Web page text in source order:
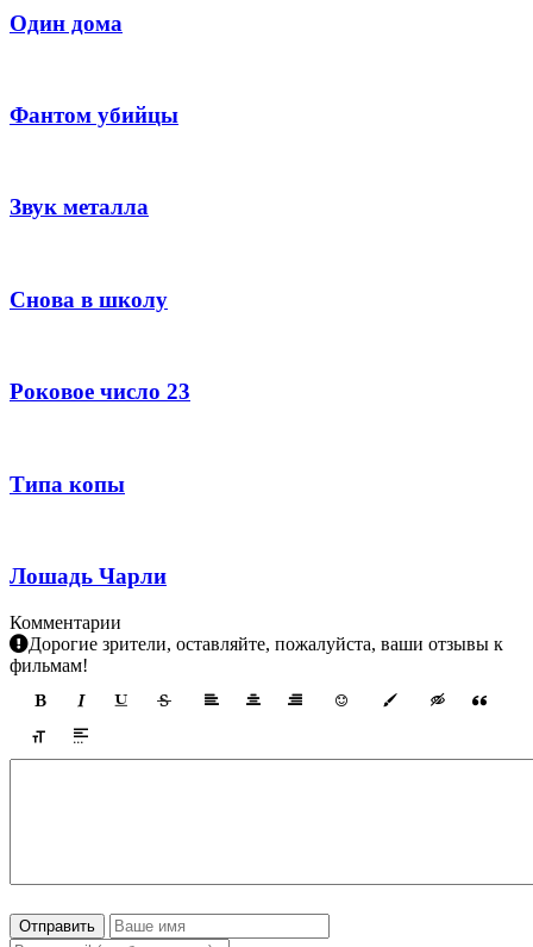
Один дома
Фантом убийцы
Звук металла
Снова в школу
Роковое число 23
Типа копы
Лошадь Чарли
Комментарии
Дорогие зрители, оставляйте, пожалуйста, ваши отзывы к
фильмам!
Отправить